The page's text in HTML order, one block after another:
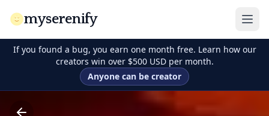
myserenify
If you found a bug, you earn one month free. Learn how our
creators win over $500 USD per month.
Anyone can be creator